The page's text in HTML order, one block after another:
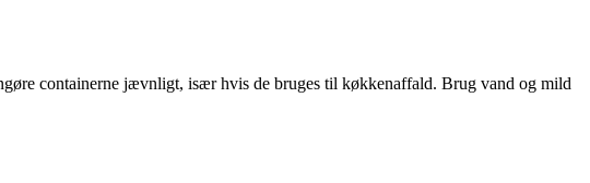
containerne jævnligt, især hvis de bruges til køkkenaffald. Brug vand og mild